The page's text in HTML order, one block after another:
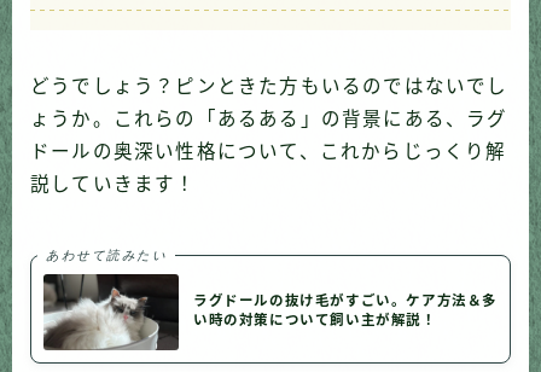
どうでしょう？ピンときた方もいるのではないでし
ょうか。これらの「あるある」の背景にある、ラグ
ドールの奥深い性格について、これからじっくり解
説していきます！
あわせて読みたい
ラグドールの抜け毛がすごい。ケア方法＆多
い時の対策について飼い主が解説！